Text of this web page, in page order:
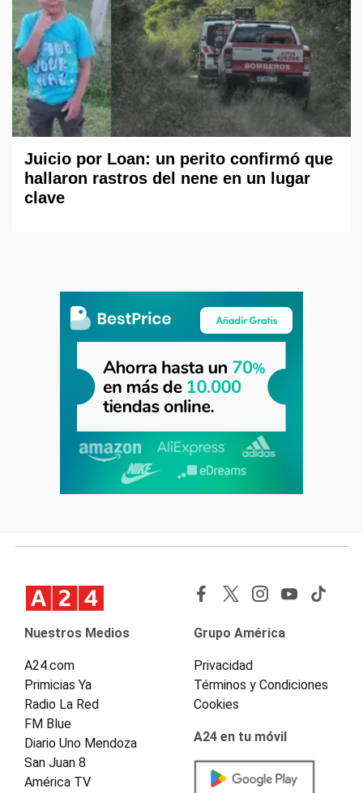
Juicio por Loan: un perito confirmó que
hallaron rastros del nene en un lugar
clave
Nuestros Medios
A24.com
Primicias Ya
Radio La Red
FM Blue
Diario Uno Mendoza
San Juan 8
América TV
Grupo América
Privacidad
Términos y Condiciones
Cookies
A24 en tu móvil